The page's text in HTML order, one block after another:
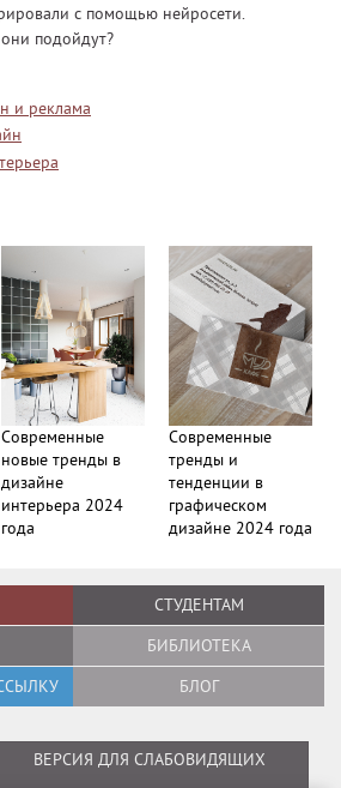
с помощью нейросети.
подойдут?
и реклама
Современные
новые тренды в
дизайне
интерьера 2024
года
Современные
тренды и
тенденции в
графическом
дизайне 2024 года
СТУДЕНТАМ
БИБЛИОТЕКА
БЛОГ
ВЕРСИЯ ДЛЯ СЛАБОВИДЯЩИХ